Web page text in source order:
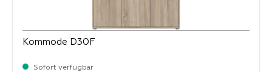
Kommode D30F
Sofort verfügbar